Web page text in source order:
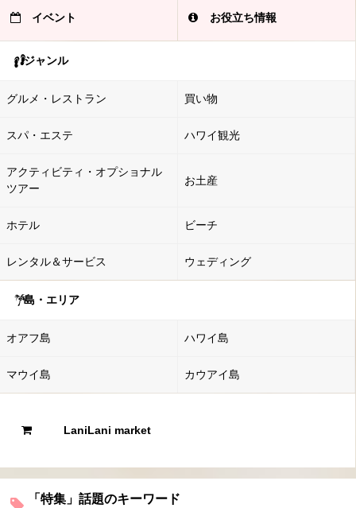
イベント お役立ち情報
ジャンル
グルメ・レストラン 買い物
スパ・エステ ハワイ観光
アクティビティ・オプショナル
ツアー
お土産
ホテル ビーチ
レンタル＆サービス ウェディング
島・エリア
オアフ島 ハワイ島
マウイ島 カウアイ島
LaniLani market
「特集」話題のキーワード